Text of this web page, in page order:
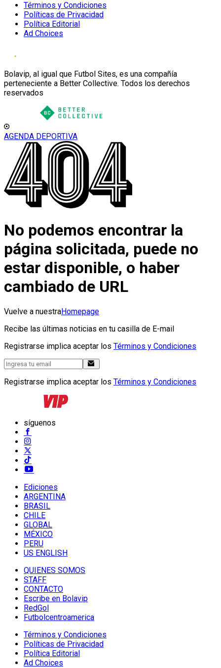
Términos y Condiciones
Políticas de Privacidad
Política Editorial
Ad Choices
Bolavip, al igual que Futbol Sites, es una compañía
perteneciente a Better Collective. Todos los derechos
reservados
AGENDA DEPORTIVA
No podemos encontrar la
página solicitada, puede no
estar disponible, o haber
cambiado de URL
Vuelve a nuestraHomepage
Recibe las últimas noticias en tu casilla de E-mail
Registrarse implica aceptar los Términos y Condiciones
Registrarse implica aceptar los Términos y Condiciones
síguenos
Ediciones
ARGENTINA
BRASIL
CHILE
GLOBAL
MÉXICO
PERU
US ENGLISH
QUIENES SOMOS
STAFF
CONTACTO
Escribe en Bolavip
RedGol
Futbolcentroamerica
Términos y Condiciones
Políticas de Privacidad
Política Editorial
Ad Choices